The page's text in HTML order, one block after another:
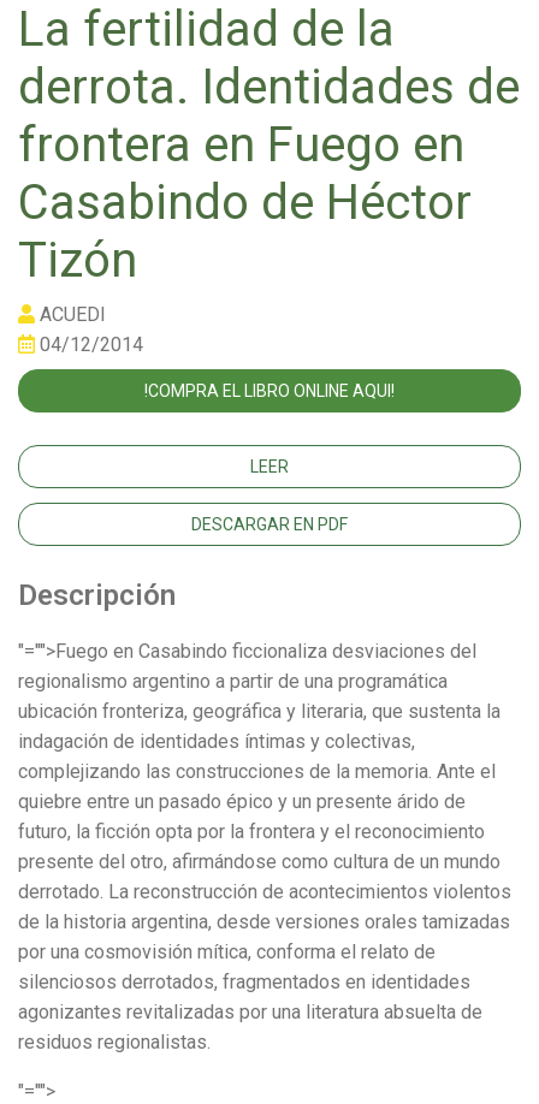
La fertilidad de la
derrota. Identidades de
frontera en Fuego en
Casabindo de Héctor
Tizón
ACUEDI
04/12/2014
!COMPRA EL LIBRO ONLINE AQUI!
LEER
DESCARGAR EN PDF
Descripción
"="">Fuego en Casabindo ficcionaliza desviaciones del
regionalismo argentino a partir de una programática
ubicación fronteriza, geográfica y literaria, que sustenta la
indagación de identidades íntimas y colectivas,
complejizando las construcciones de la memoria. Ante el
quiebre entre un pasado épico y un presente árido de
futuro, la ficción opta por la frontera y el reconocimiento
presente del otro, afirmándose como cultura de un mundo
derrotado. La reconstrucción de acontecimientos violentos
de la historia argentina, desde versiones orales tamizadas
por una cosmovisión mítica, conforma el relato de
silenciosos derrotados, fragmentados en identidades
agonizantes revitalizadas por una literatura absuelta de
residuos regionalistas.
"="">